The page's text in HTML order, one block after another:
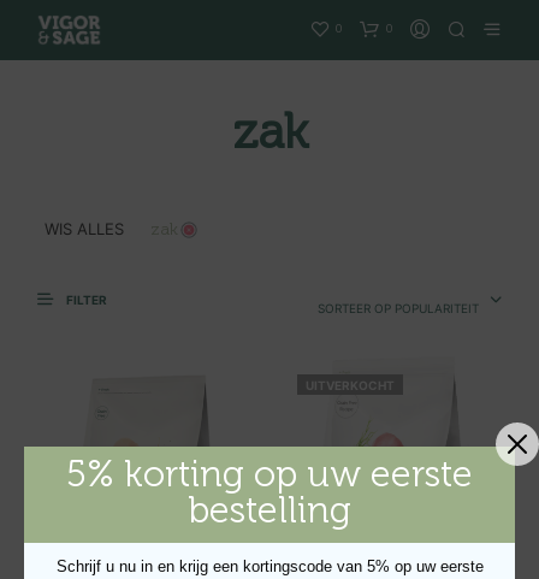
0 0
zak
WIS ALLES zak
FILTER
SORTEER OP POPULARITEIT
UITVERKOCHT
5% korting op uw eerste
bestelling
Schrijf u nu in en krijg een kortingscode van 5% op uw eerste